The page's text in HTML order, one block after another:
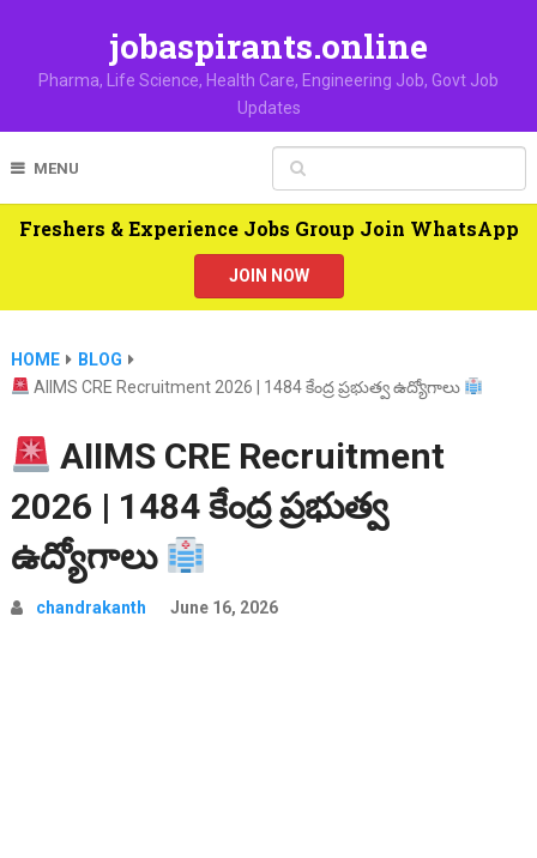
jobaspirants.online
Pharma, Life Science, Health Care, Engineering Job, Govt Job
Updates
MENU
Freshers & Experience Jobs Group Join WhatsApp
JOIN NOW
HOME
BLOG
AIIMS CRE Recruitment 2026 | 1484 కేంద్ర ప్రభుత్వ ఉద్యోగాలు
AIIMS CRE Recruitment
2026 | 1484 కేంద్ర ప్రభుత్వ
ఉద్యోగాలు
chandrakanth June 16, 2026